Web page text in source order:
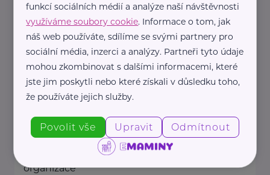
https://www.mpsv.cz/
+420 950 191 111
posta@mpsv.cz
Nadační fond pro předčasně
narozené děti
Nadační fond pro předčasně
narozené děti je nezisková
organizace
funkcí sociálních médií a analýze naší návštěvnosti
využíváme soubory cookie. Informace o tom, jak
náš web používáte, sdílíme se svými partnery pro
sociální média, inzerci a analýzy. Partneři tyto údaje
mohou zkombinovat s dalšími informacemi, které
jste jim poskytli nebo které získali v důsledku toho,
že používáte jejich služby.
Povolit vše Upravit Odmítnout